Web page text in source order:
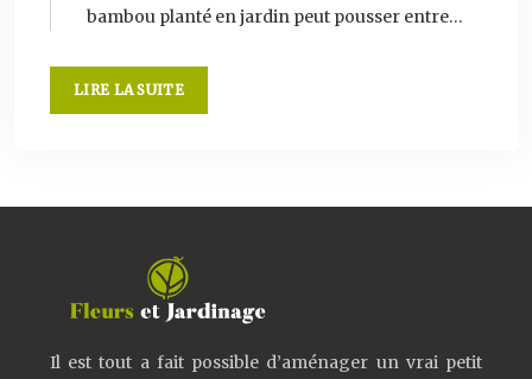
bambou planté en jardin peut pousser entre…
LIRE LA SUITE
Il est tout a fait possible d’aménager un vrai petit